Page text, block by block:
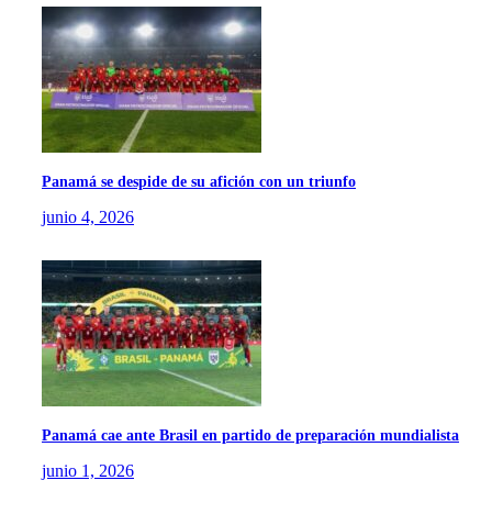
Panamá se despide de su afición con un triunfo
junio 4, 2026
Panamá cae ante Brasil en partido de preparación mundialista
junio 1, 2026